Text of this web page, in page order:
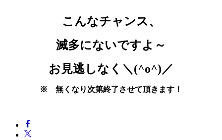
こんなチャンス、
滅多にないですよ～
お見逃しなく＼(^o^)／
※ 無くなり次第終了させて頂きます！